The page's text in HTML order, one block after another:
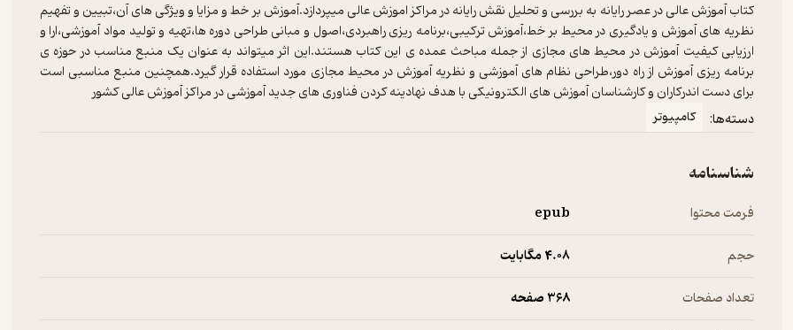
کتاب آموزش عالی در عصر رایانه به بررسی و تحلیل نقش رایانه در مراکز اموزش عالی میپردازد.آموزش بر خط و مزایا و ویژگی های آن،تبیین و تفهیم
نظریه های آموزش و یادگیری در محیط بر خط،آموزش ترکیبی،برنامه ریزی راهبردی،اصول و مبانی طراحی دوره ها،تهیه و تولید مواد آموزشی،ارا و
ارزیابی کیفیت آموزش در محیط های مجازی از جمله مباحث عمده ی این کتاب هستند.این اثر میتواند به عنوان یک منبع مناسب در حوزه ی
برنامه ریزی آموزش از راه دور،طراحی نظام های آموزشی و نظریه آموزش در محیط مجازی مورد استفاده قرار گیرد.همچنین منبع مناسبی است
برای دست اندرکاران و کارشناسان آموزش های الکترونیکی با هدف نهادینه کردن فناوری های جدید آموزشی در مراکز آموزش عالی کشور
دسته‌ها: کامپیوتر
شناسنامه
فرمت محتوا epub
حجم 4.۰۸ مگابایت
تعداد صفحات 368 صفحه